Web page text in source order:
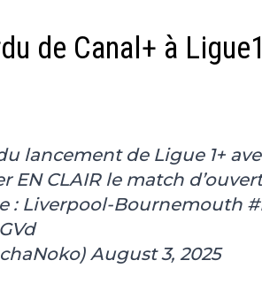
de Canal+ à
lancement de Ligue 1+
EN CLAIR le match
: Liverpool-Bournemouth
August 3, 2025